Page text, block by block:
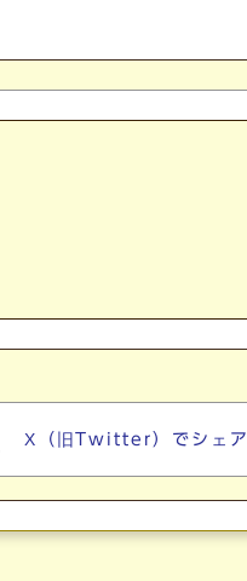
X（旧Twitter）でシェア